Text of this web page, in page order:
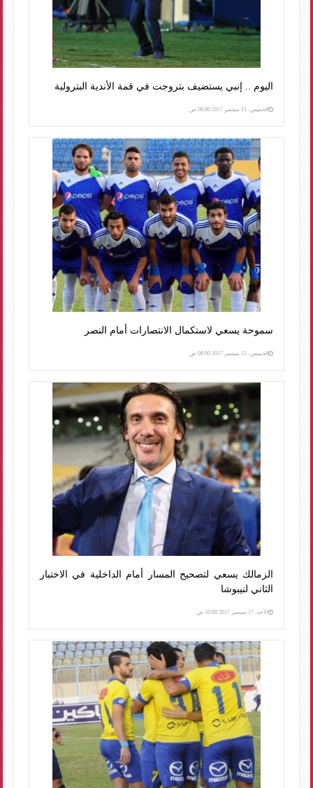
اليوم .. إنبي يستضيف بتروجت في قمة الأندية البترولية
الخميس، 21 سبتمبر 2017 08:00 ص
سموحة يسعي لاستكمال الانتصارات أمام النصر
الخميس، 21 سبتمبر 2017 08:00 ص
الزمالك يسعي لتصحيح المسار أمام الداخلية في الاختبار
الثاني لنيبوشا
الأحد، 17 سبتمبر 2017 10:00 ص